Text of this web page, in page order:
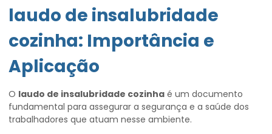
laudo de insalubridade
cozinha: Importância e
Aplicação
O laudo de insalubridade cozinha é um documento
fundamental para assegurar a segurança e a saúde dos
trabalhadores que atuam nesse ambiente.